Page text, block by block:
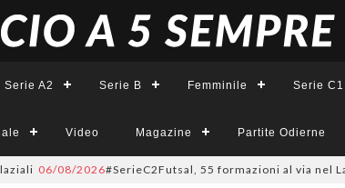
Serie A2 Serie B Femminile Serie C1
Video Magazine Partite Odierne
06/08/2026#SerieC2Futsal, 55 formazioni al via nel Lazio: